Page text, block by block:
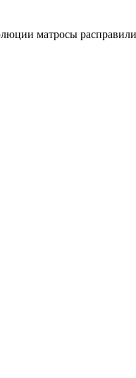
матросы